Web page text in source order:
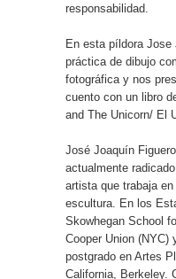
responsabilidad.
En esta píldora
práctica de dibujo
fotográfica y nos
cuento con un libro
and The Unicorn/ El
José Joaquín
actualmente
artista que trabaja
escultura. En los
Skowhegan School
Cooper Union (NYC)
postgrado en Artes
California, Berkeley.